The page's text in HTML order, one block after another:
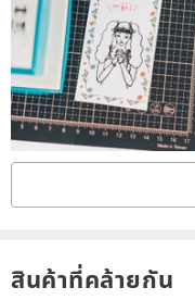
place.
*The printing surface will
pad as the test print,
喔 :)
*Handmade
สินค้าที่คล้ายกัน